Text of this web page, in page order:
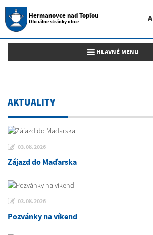
Hermanovce nad Topľou
Oficiálne stránky obce A
Toggle navigation
HLAVNÉ MENU
AKTUALITY
03.08.2026
Zájazd do Maďarska
03.08.2026
Pozvánky na víkend